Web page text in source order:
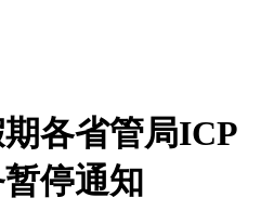
各省管局ICP
停通知